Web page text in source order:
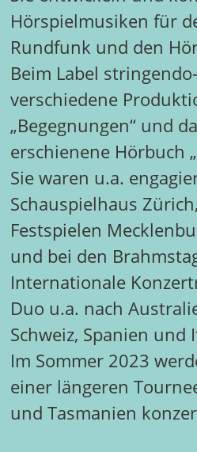
Hörspielmusiken für
Rundfunk und den
Beim Label
verschiedene
„Begegnungen“ und
erschienene Hörbuch
Sie waren u.a.
Schauspielhaus
Festspielen
und bei den
Internationale
Duo u.a. nach
Schweiz, Spanien und
Im Sommer 2023
einer längeren
und Tasmanien